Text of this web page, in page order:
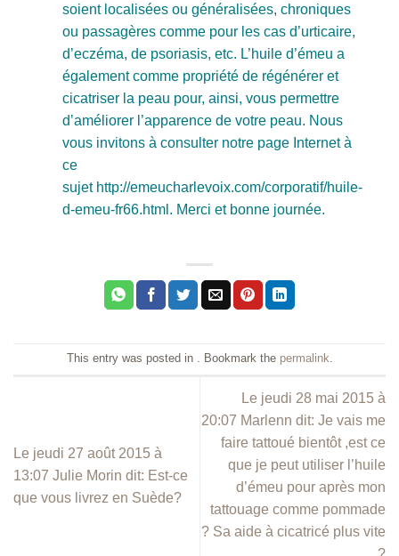
soient localisées ou généralisées, chroniques
ou passagères comme pour les cas d’urticaire,
d’eczéma, de psoriasis, etc. L’huile d’émeu a
également comme propriété de régénérer et
cicatriser la peau pour, ainsi, vous permettre
d’améliorer l’apparence de votre peau. Nous
vous invitons à consulter notre page Internet à
ce
sujet http://emeucharlevoix.com/corporatif/huile-
d-emeu-fr66.html. Merci et bonne journée.
This entry was posted in . Bookmark the permalink
Le jeudi 27 août 2015 à
13:07 Julie Morin dit: Est-ce
que vous livrez en Suède?
Le jeudi 28 mai 2015 à
20:07 Marlenn dit: Je vais me
faire tattoué bientôt ,est ce
que je peut utiliser l’huile
d’émeu pour après mon
tattouage comme pommade
? Sa aide à cicatricé plus vite